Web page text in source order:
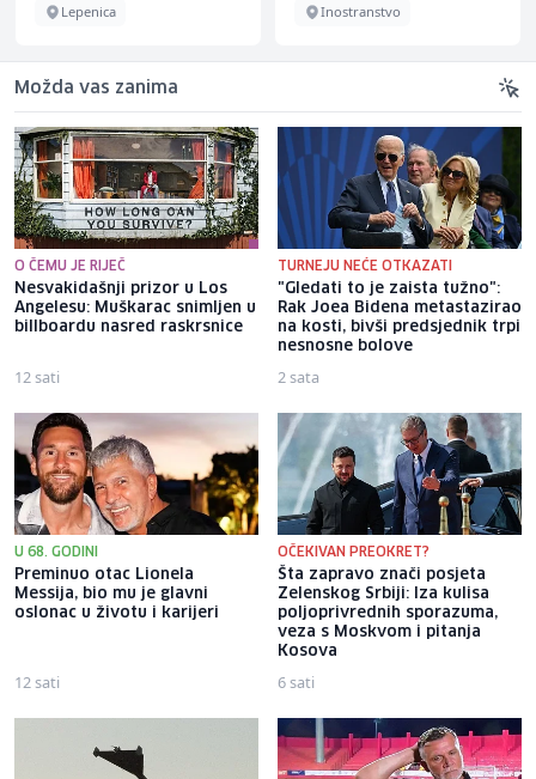
Lepenica Inostranstvo
Možda vas zanima
O ČEMU JE RIJEČ
Nesvakidašnji prizor u Los
Angelesu: Muškarac snimljen u
billboardu nasred raskrsnice
12 sati
TURNEJU NEĆE OTKAZATI
"Gledati to je zaista tužno":
Rak Joea Bidena metastazirao
na kosti, bivši predsjednik trpi
nesnosne bolove
2 sata
U 68. GODINI
Preminuo otac Lionela
Messija, bio mu je glavni
oslonac u životu i karijeri
12 sati
OČEKIVAN PREOKRET?
Šta zapravo znači posjeta
Zelenskog Srbiji: Iza kulisa
poljoprivrednih sporazuma,
veza s Moskvom i pitanja
Kosova
6 sati